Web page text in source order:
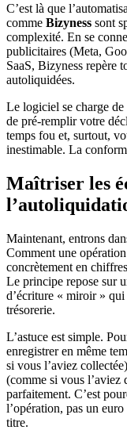
C’est là que
comme Bizyness sont
complexité. En se
publicitaires (Meta,
SaaS, Bizyness repère
autoliquidées.
Le logiciel se charge de
de pré-remplir votre
temps fou et, surtout,
inestimable. La
Maîtriser les
Maintenant, entrons
Comment une
concrètement en
Le principe repose sur
d’écriture « miroir »
trésorerie.
L’astuce est simple.
enregistrer en même
si vous l’aviez
(comme si vous l’aviez
parfaitement. C’est
l’opération, pas un
titre.